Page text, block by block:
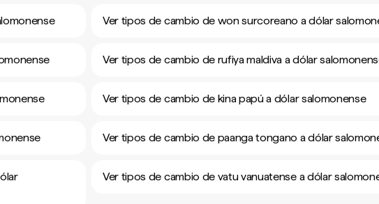
Ver tipos de cambio de won surcoreano a dólar
Ver tipos de cambio de rufiya maldiva a dólar
Ver tipos de cambio de kina papú a dólar salomonense
Ver tipos de cambio de paanga tongano a dólar
Ver tipos de cambio de vatu vanuatense a dólar